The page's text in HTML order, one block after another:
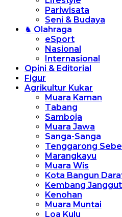
Pariwisata
Seni & Budaya
♞ Olahraga
eSport
Nasional
Internasional
Opini & Editorial
Figur
Agrikultur Kukar
Muara Kaman
Tabang
Samboja
Muara Jawa
Sanga-Sanga
Tenggarong
Marangkayu
Muara Wis
Kota Bangun
Kembang Janggut
Kenohan
Muara Muntai
Loa Kulu